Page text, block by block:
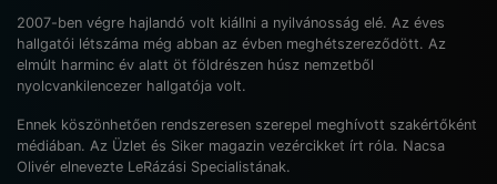
2007-ben végre hajlandó volt kiállni a nyilvánosság elé. Az éves
hallgatói létszáma még abban az évben meghétszereződött. Az
elmúlt harminc év alatt öt földrészen húsz nemzetből
nyolcvankilencezer hallgatója volt.
Ennek köszönhetően rendszeresen szerepel meghívott szakértőként
médiában. Az Üzlet és Siker magazin vezércikket írt róla. Nacsa
Olivér elnevezte LeRázási Specialistának.